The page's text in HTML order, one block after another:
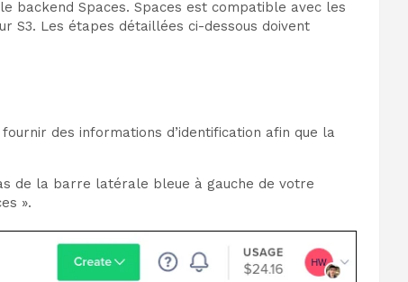
backend Spaces. Spaces est compatible avec les
S3. Les étapes détaillées ci-dessous doivent
des informations d’identification afin que la
de la barre latérale bleue à gauche de votre
».